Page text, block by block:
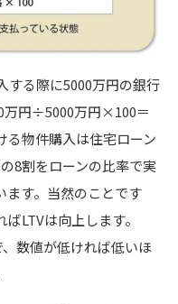
する際に5000万円の銀行
万円÷5000万円×100＝
る物件購入は住宅ローン
8割をローンの比率で実
ます。当然のことです
LTVは向上します。
数値が低ければ低いほ